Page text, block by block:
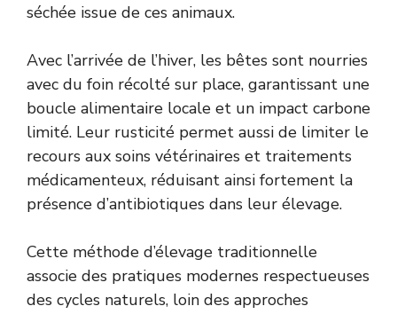
séchée issue de ces animaux.
Avec l’arrivée de l’hiver, les bêtes sont nourries
avec du foin récolté sur place, garantissant une
boucle alimentaire locale et un impact carbone
limité. Leur rusticité permet aussi de limiter le
recours aux soins vétérinaires et traitements
médicamenteux, réduisant ainsi fortement la
présence d’antibiotiques dans leur élevage.
Cette méthode d’élevage traditionnelle
associe des pratiques modernes respectueuses
des cycles naturels, loin des approches